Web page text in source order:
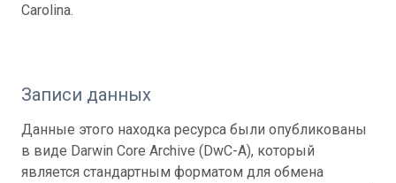
Carolina.
Записи данных
Данные этого находка ресурса были опубликованы
в виде Darwin Core Archive (DwC-A), который
является стандартным форматом для обмена